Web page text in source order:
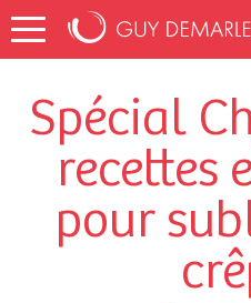
Spécial
recettes
pour